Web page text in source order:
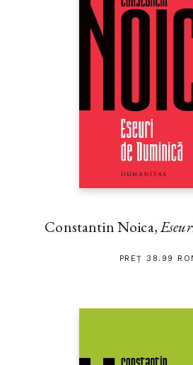
Constantin Noica,
PREȚ 38.99